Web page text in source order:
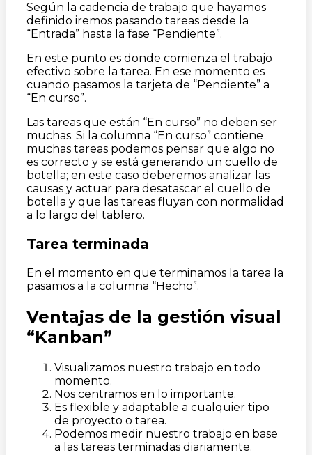
Según la cadencia de trabajo que hayamos
definido iremos pasando tareas desde la
“Entrada” hasta la fase “Pendiente”.
En este punto es donde comienza el trabajo
efectivo sobre la tarea. En ese momento es
cuando pasamos la tarjeta de “Pendiente” a
“En curso”.
Las tareas que están “En curso” no deben ser
muchas. Si la columna “En curso” contiene
muchas tareas podemos pensar que algo no
es correcto y se está generando un cuello de
botella; en este caso deberemos analizar las
causas y actuar para desatascar el cuello de
botella y que las tareas fluyan con normalidad
a lo largo del tablero.
Tarea terminada
En el momento en que terminamos la tarea la
pasamos a la columna “Hecho”.
Ventajas de la gestión visual
“Kanban”
Visualizamos nuestro trabajo en todo
momento.
Nos centramos en lo importante.
Es flexible y adaptable a cualquier tipo
de proyecto o tarea.
Podemos medir nuestro trabajo en base
a las tareas terminadas diariamente.